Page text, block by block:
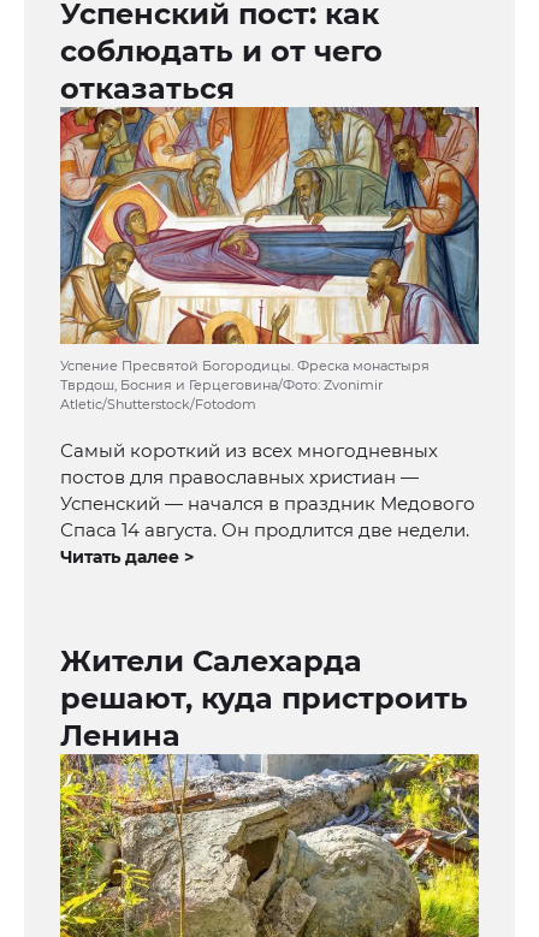
Успенский пост: как
соблюдать и от чего
отказаться
Успение Пресвятой Богородицы. Фреска монастыря
Тврдош, Босния и Герцеговина/Фото: Zvonimir
Atletic/Shutterstock/Fotodom
Самый короткий из всех многодневных
постов для православных христиан —
Успенский — начался в праздник Медового
Спаса 14 августа. Он продлится две недели.
Читать далее >
Жители Салехарда
решают, куда пристроить
Ленина